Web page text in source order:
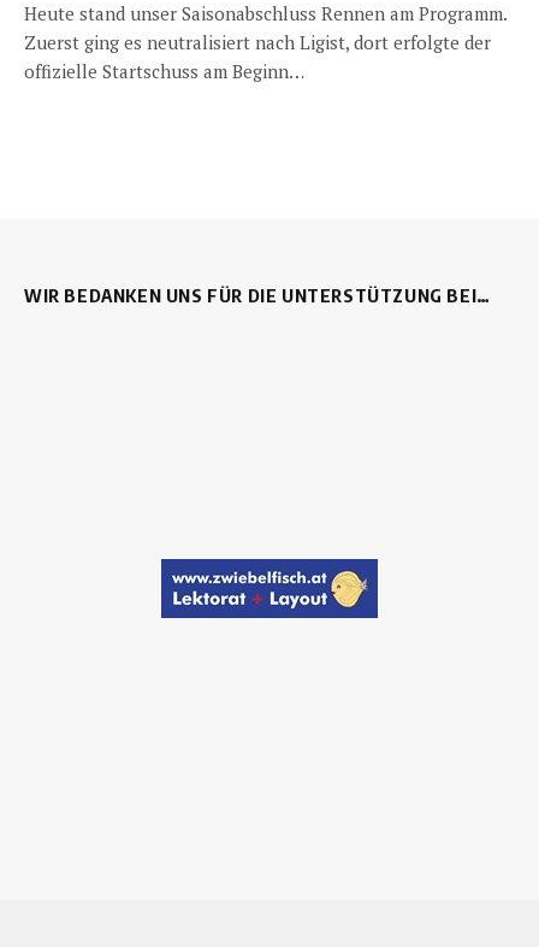
Heute stand unser Saisonabschluss Rennen am Programm.
Zuerst ging es neutralisiert nach Ligist, dort erfolgte der
offizielle Startschuss am Beginn…
WIR BEDANKEN UNS FÜR DIE UNTERSTÜTZUNG BEI…